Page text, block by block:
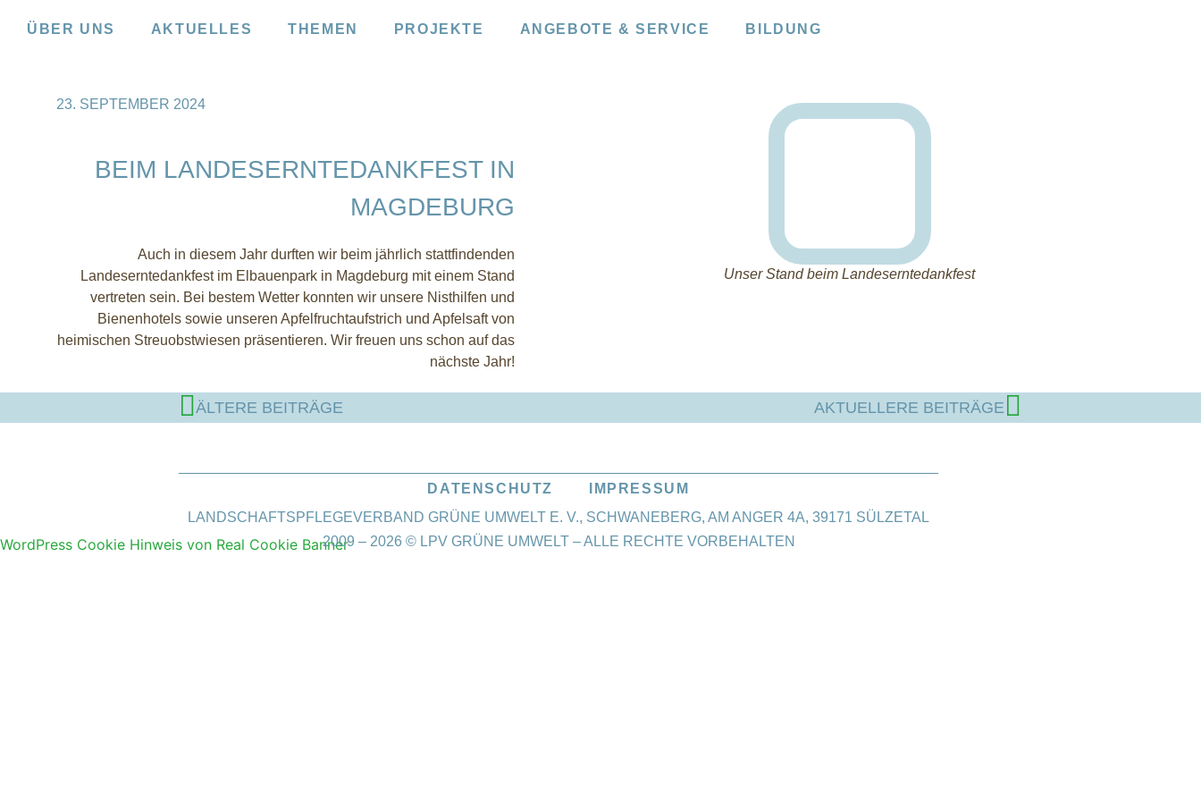
ÜBER UNS AKTUELLES THEMEN PROJEKTE ANGEBOTE & SERVICE BILDUNG
23. SEPTEMBER 2024
BEIM LANDESERNTEDANKFEST IN
MAGDEBURG
Auch in diesem Jahr durften wir beim jährlich stattfindenden
Landeserntedankfest im Elbauenpark in Magdeburg mit einem Stand
vertreten sein. Bei bestem Wetter konnten wir unsere Nisthilfen und
Bienenhotels sowie unseren Apfelfruchtaufstrich und Apfelsaft von
heimischen Streuobstwiesen präsentieren. Wir freuen uns schon auf das
nächste Jahr!
Unser Stand beim Landeserntedankfest
ÄLTERE BEITRÄGE AKTUELLERE BEITRÄGE
DATENSCHUTZ
IMPRESSUM
LANDSCHAFTSPFLEGEVERBAND GRÜNE UMWELT E. V., SCHWANEBERG, AM ANGER 4A, 39171 SÜLZETAL
2009 – 2026 © LPV GRÜNE UMWELT – ALLE RECHTE VORBEHALTEN
WordPress Cookie Hinweis von Real Cookie Banner